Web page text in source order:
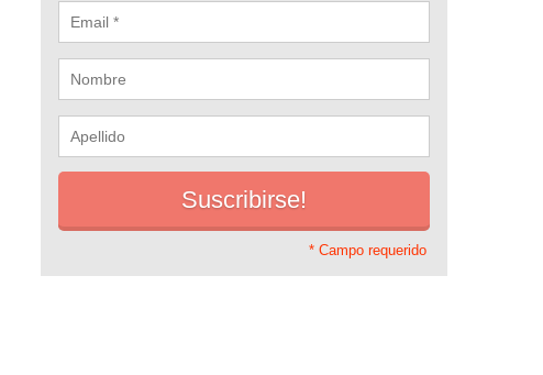
* Campo requerido